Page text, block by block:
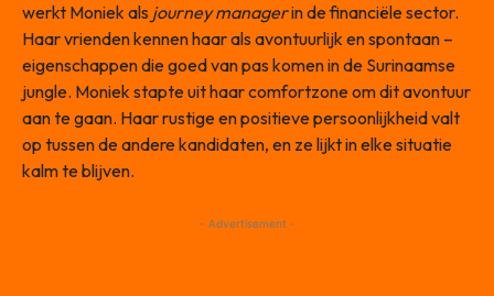
werkt Moniek als journey managerin de financiële sector.
Haar vrienden kennen haar als avontuurlijk en spontaan –
eigenschappen die goed van pas komen in de Surinaamse
jungle. Moniek stapte uit haar comfortzone om dit avontuur
aan te gaan. Haar rustige en positieve persoonlijkheid valt
op tussen de andere kandidaten, en ze lijkt in elke situatie
kalm te blijven.
- Advertisement -